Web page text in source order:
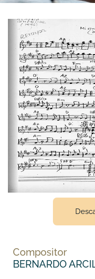
Compositor
BERNARDO